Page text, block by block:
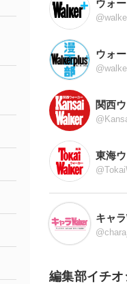
ウォ
ウォ
関西
東海
キャ
編集部イチオ